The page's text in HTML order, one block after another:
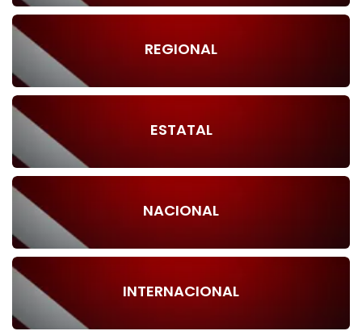
REGIONAL
ESTATAL
NACIONAL
INTERNACIONAL